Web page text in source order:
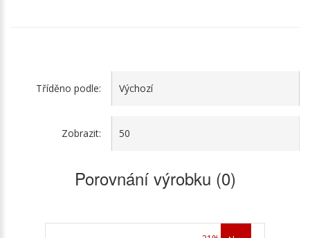
Tříděno podle:
Zobrazit:
Porovnání výrobku (0)